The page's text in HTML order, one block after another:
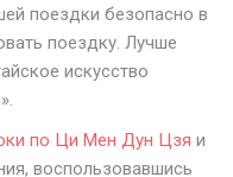
поездки безопасно в
поездку. Лучше
искусство
по Ци Мен Дун Цзя и
воспользовавшись